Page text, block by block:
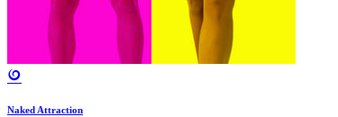
Naked Attraction